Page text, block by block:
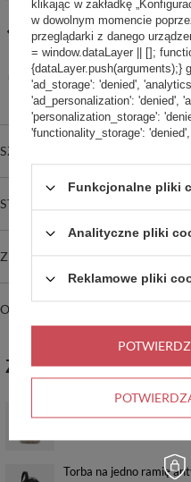
14dni na łatwy zwrot
Ten produkt nie jest dostępny
Bezpieczne zakupy
SZCZEGÓŁOWE INFORMACJE
STREFA REKOMENDACJI
ZADAJ PYTANIE
OPINIE
ZABIERZ
Torba na jedno ramię
klikając w zakładkę
w dowolnym momencie
przeglądarki z danego
= window.dataLayer || [];
{dataLayer.push(arguments);}
'ad_storage': 'denied',
'ad_personalization': 'denied',
'personalization_storage':
'functionality_storage':
Funkcjonalne pliki
Analityczne pliki
Reklamowe pliki